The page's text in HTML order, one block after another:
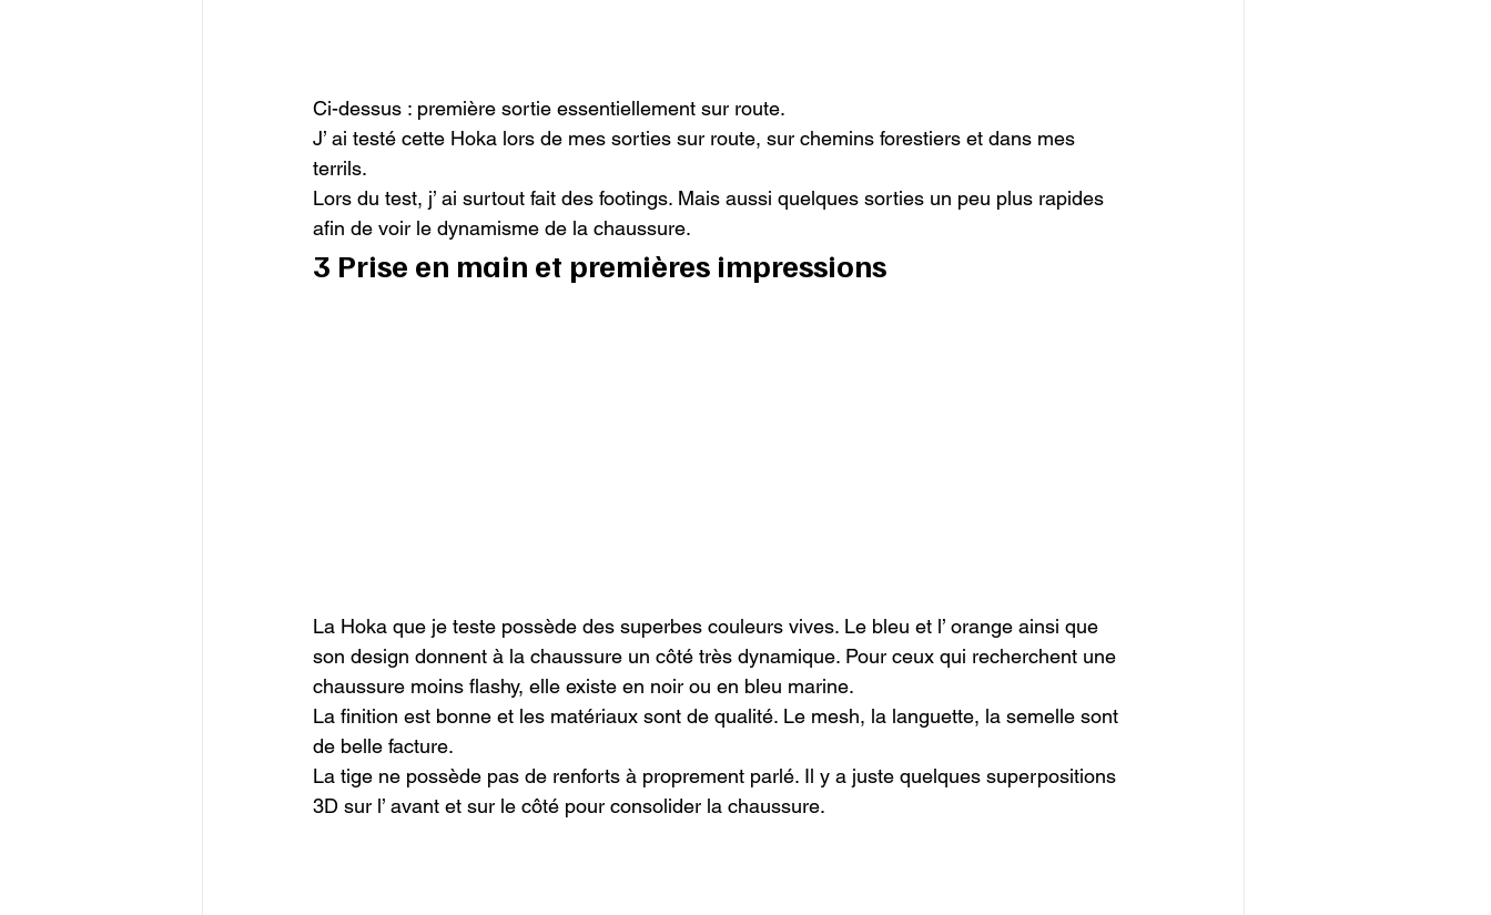
Ci-dessus : première sortie essentiellement sur route.
J’ ai testé cette Hoka lors de mes sorties sur route, sur chemins forestiers et dans mes
terrils.
Lors du test, j’ ai surtout fait des footings. Mais aussi quelques sorties un peu plus rapides
afin de voir le dynamisme de la chaussure.
3 Prise en main et premières impressions
La Hoka que je teste possède des superbes couleurs vives. Le bleu et l’ orange ainsi que
son design donnent à la chaussure un côté très dynamique. Pour ceux qui recherchent une
chaussure moins flashy, elle existe en noir ou en bleu marine.
La finition est bonne et les matériaux sont de qualité. Le mesh, la languette, la semelle sont
de belle facture.
La tige ne possède pas de renforts à proprement parlé. Il y a juste quelques superpositions
3D sur l’ avant et sur le côté pour consolider la chaussure.